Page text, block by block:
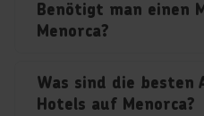
Benötigt man einen
Menorca?
Was sind die besten
Hotels auf Menorca?